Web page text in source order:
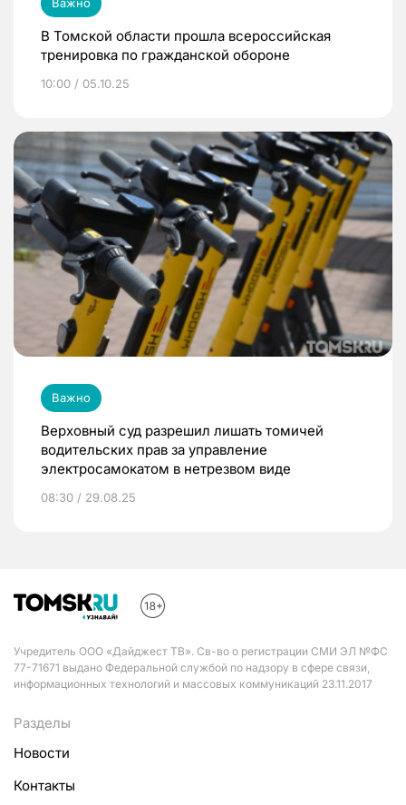
В Томской области прошла всероссийская
тренировка по гражданской обороне
10:00 / 05.10.25
Важно
Верховный суд разрешил лишать томичей
водительских прав за управление
электросамокатом в нетрезвом виде
08:30 / 29.08.25
Учредитель ООО «Дайджест ТВ». Св-во о регистрации СМИ ЭЛ №ФС
77-71671 выдано Федеральной службой по надзору в сфере связи,
информационных технологий и массовых коммуникаций 23.11.2017
Разделы
Новости
Контакты